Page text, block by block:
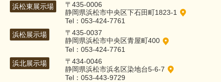
浜松東展示場
〒435-0006
静岡県浜松市中央区下石田町1823-1
Tel：053-424-7761
浜松展示場
〒435-0037
静岡県浜松市中央区青屋町400
Tel：053-424-7761
浜北展示場
〒434-0046
静岡県浜松市浜名区染地台5-6-7
Tel：053-443-9729